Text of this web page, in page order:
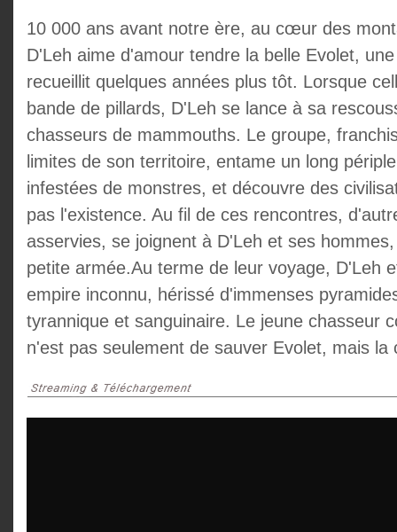
10 000 ans avant notre ère, au cœur des
D'Leh aime d'amour tendre la belle Evolet,
recueillit quelques années plus tôt. Lorsque
bande de pillards, D'Leh se lance à sa
chasseurs de mammouths. Le groupe,
limites de son territoire, entame un long
infestées de monstres, et découvre des
pas l'existence. Au fil de ces rencontres,
asservies, se joignent à D'Leh et ses
petite armée.Au terme de leur voyage, D'Leh
empire inconnu, hérissé d'immenses
tyrannique et sanguinaire. Le jeune chasseur
n'est pas seulement de sauver Evolet, mais la